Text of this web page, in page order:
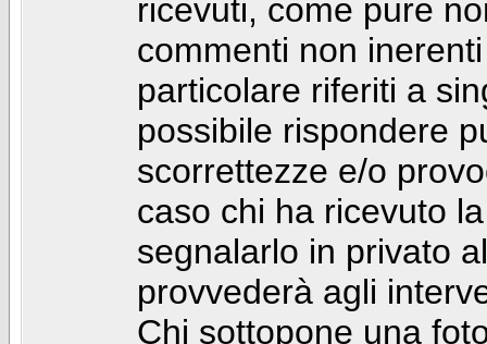
ricevuti, come pure
commenti non
particolare riferiti a
possibile rispondere
scorrettezze e/o
caso chi ha ricevuto
segnalarlo in privato
provvederà agli
Chi sottopone una